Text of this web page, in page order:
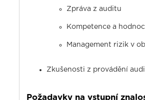
Zpráva z auditu
Kompetence a
Management rizik v
Zkušenosti z provádění
Požadavky na vstupní